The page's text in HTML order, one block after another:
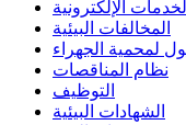
الخدمات الإلكترونية
المخالفات البيئية
لمحمية الجهراء
نظام المناقصات
التوظيف
الشهادات البيئية